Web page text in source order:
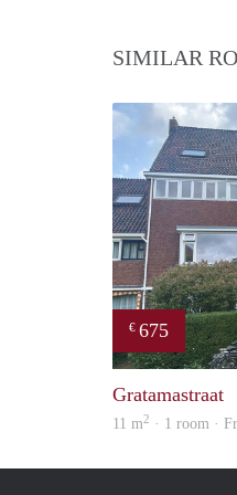
SIMILAR
€ 675
Gratamastraat
11 m2 · 1 room ·